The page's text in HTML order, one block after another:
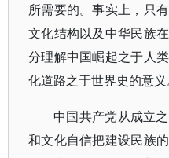
所需要的。事实上，只
文化结构以及中华民族
分理解中国崛起之于人
化道路之于世界史的意义
中国共产党从成立
和文化自信把建设民族